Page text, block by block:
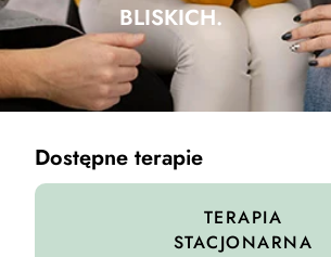
BLISKICH.
Dostępne terapie
TERAPIA
STACJONARNA